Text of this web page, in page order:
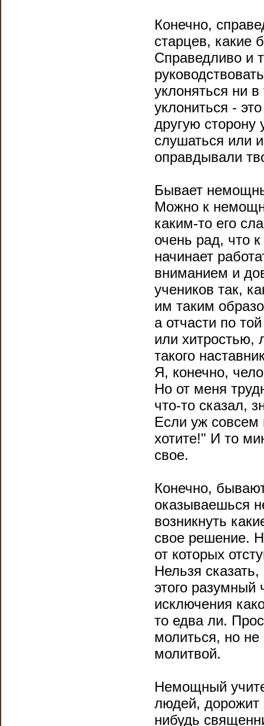
Конечно,
старцев, какие
Справедливо и
уклоняться ни
уклониться -
другую сторону
слушаться или
оправдывали
Бывает
Можно к
каким-то его
очень рад, что
начинает
вниманием и
учеников так,
им таким
а отчасти по
или хитростью,
такого
Я, конечно,
Но от меня
что-то сказал,
Если уж совсем
хотите!" И то
свое.
Конечно,
оказываешься
возникнуть
свое решение.
от которых
Нельзя
этого разумный
исключения
то едва ли.
молиться, но
молитвой.
Немощный
людей, дорожит
нибудь